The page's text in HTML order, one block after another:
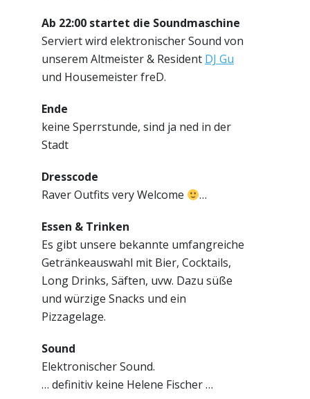
Ab 22:00 startet die Soundmaschine
Serviert wird elektronischer Sound von
unserem Altmeister & Resident DJ Gu
und Housemeister freD.
Ende
keine Sperrstunde, sind ja ned in der
Stadt
Dresscode
Raver Outfits very Welcome
…
Essen & Trinken
Es gibt unsere bekannte umfangreiche
Getränkeauswahl mit Bier, Cocktails,
Long Drinks, Säften, uvw. Dazu süße
und würzige Snacks und ein
Pizzagelage.
Sound
Elektronischer Sound.
… definitiv keine Helene Fischer …